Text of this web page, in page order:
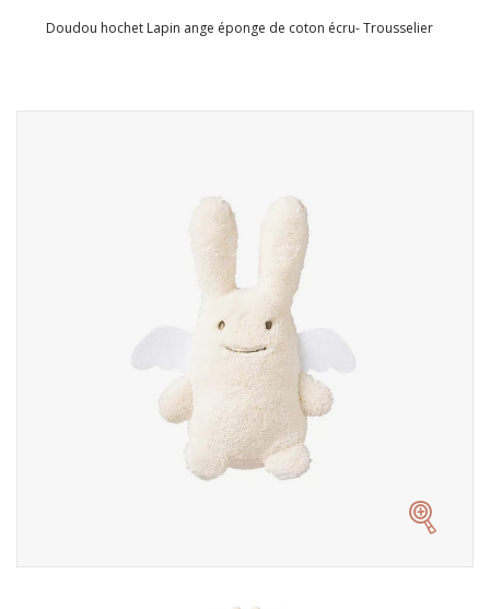
Doudou hochet Lapin ange éponge de coton écru- Trousselier